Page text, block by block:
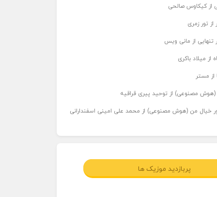
از کیکاوس صالحی
تور زمری
تنهایی از مانی ویس
از میلاد باکری
از مستر
(هوش مصنوعی) از توحید پیری قراقیه
خیال من (هوش مصنوعی) از محمد علی امینی اسفندارانی
پربازدید موزیک ها